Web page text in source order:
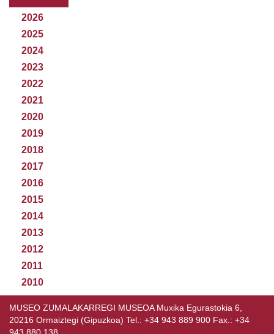
2026
2025
2024
2023
2022
2021
2020
2019
2018
2017
2016
2015
2014
2013
2012
2011
2010
MUSEO ZUMALAKARREGI MUSEOA Muxika Egurastokia 6,
20216 Ormaiztegi (Gipuzkoa) Tel.: +34 943 889 900 Fax.: +34